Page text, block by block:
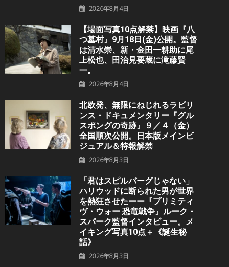
2026年8月4日
【場面写真10点解禁】映画『八
つ墓村』9月18日(金)公開。監督
は清水崇、新・金田一耕助に尾
上松也、田治見要蔵に滝藤賢
一。
2026年8月4日
北欧発、無限にねじれるラビリ
ンス・ドキュメンタリー『グル
スポングの奇跡』９／４（金）
全国順次公開。日本版メインビ
ジュアル＆特報解禁
2026年8月3日
「君はスピルバーグじゃない」
ハリウッドに断られた男が世界
を熱狂させたーー『プリミティ
ヴ・ウォー 恐⻯戦争』ルーク・
スパーク監督インタビュー。メ
イキング写真10点＋《誕⽣秘
話》
2026年8月3日